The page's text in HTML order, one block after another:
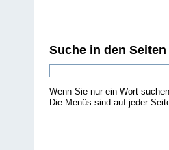
Suche in den Seiten
Wenn Sie nur ein Wort
Die Menüs sind auf jeder